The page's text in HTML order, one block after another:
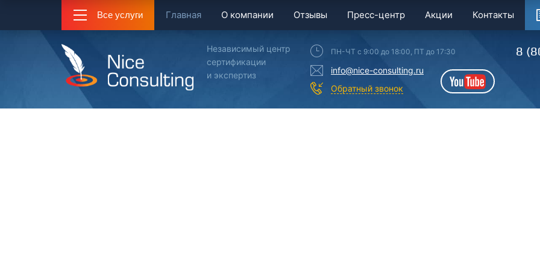
Все услуги Главная О компании Отзывы Пресс-центр Акции Контакты
Независимый центр
сертификации
и экспертиз
ПН-ЧТ с 9:00 до 18:00, ПТ до 17:30
info@nice-consulting.ru
Обратный звонок
YouTube
8